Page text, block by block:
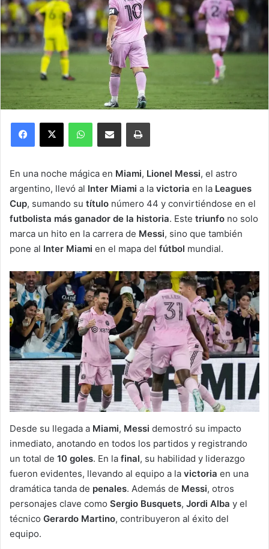
Facebook
X WhatsAppCompartir por correo electrónicoImprimir
En una noche mágica en Miami, Lionel Messi, el astro
argentino, llevó al Inter Miami a la victoria en la Leagues
Cup, sumando su título número 44 y convirtiéndose en el
futbolista más ganador de la historia. Este triunfo no solo
marca un hito en la carrera de Messi, sino que también
pone al Inter Miami en el mapa del fútbol mundial.
Desde su llegada a Miami, Messi demostró su impacto
inmediato, anotando en todos los partidos y registrando
un total de 10 goles. En la final, su habilidad y liderazgo
fueron evidentes, llevando al equipo a la victoria en una
dramática tanda de penales. Además de Messi, otros
personajes clave como Sergio Busquets, Jordi Alba y el
técnico Gerardo Martino, contribuyeron al éxito del
equipo.